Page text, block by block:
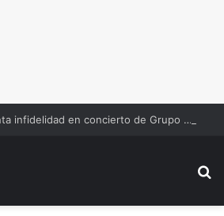
Descubren presunta infidelidad en concierto de Grupo Firme: “Mi prima anda con el esposo de mi hermana”